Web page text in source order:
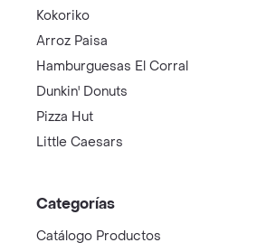
Kokoriko
Arroz Paisa
Hamburguesas El Corral
Dunkin' Donuts
Pizza Hut
Little Caesars
Categorías
Catálogo Productos